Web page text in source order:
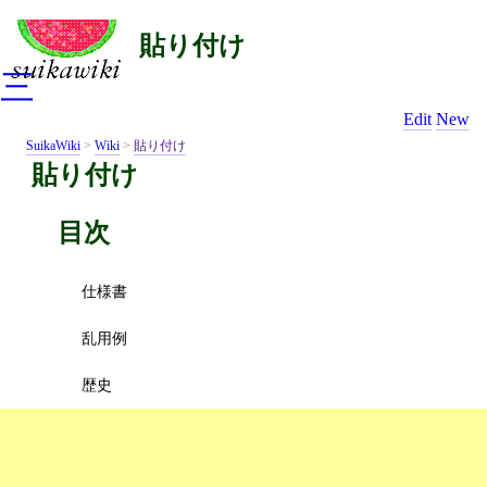
貼り付け
Edit New
SuikaWiki > Wiki > 貼り付け
貼り付け
目次
仕様書
乱用例
歴史
三